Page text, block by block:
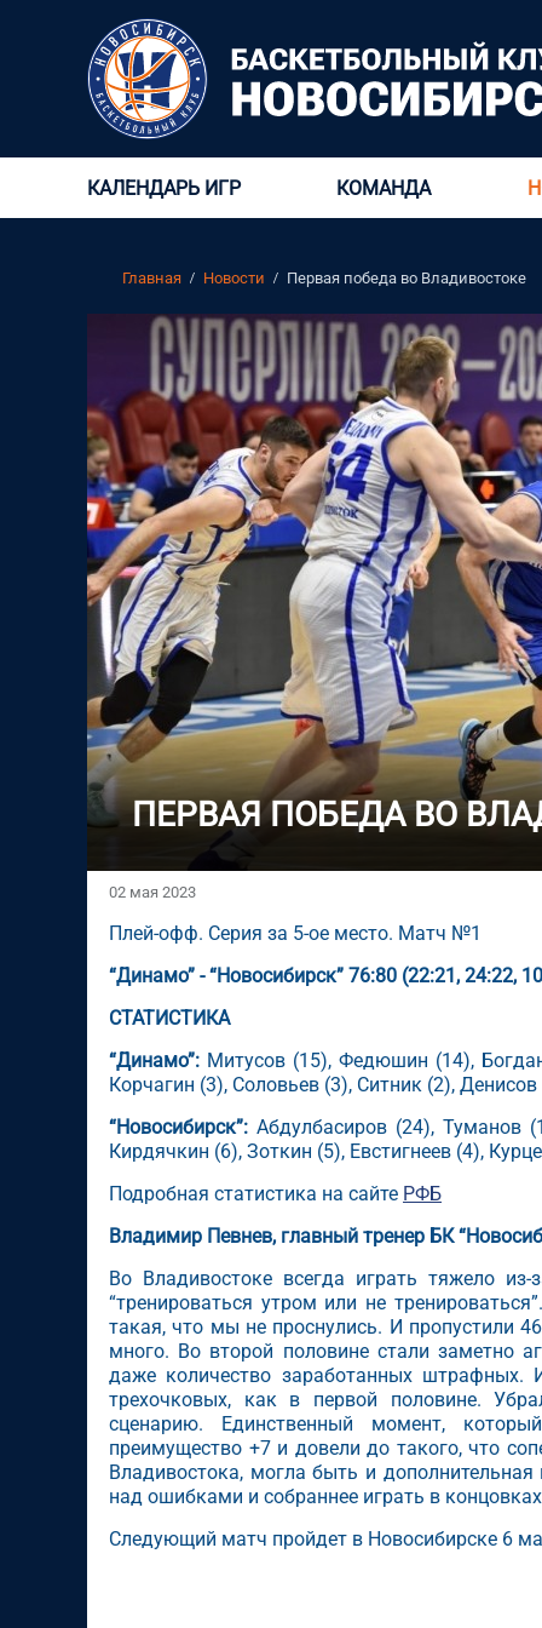
КАЛЕНДАРЬ ИГР КОМАНДА
Главная Новости Первая победа во Владивостоке
ПЕРВАЯ ПОБЕДА ВО
02 мая 2023
Плей-офф. Серия за 5-ое место. Матч №1
“Динамо” - “Новосибирск” 76:80 (22:21, 24:22,
СТАТИСТИКА
“Динамо”: Митусов (15), Федюшин (14),
Корчагин (3), Соловьев (3), Ситник (2),
“Новосибирск”: Абдулбасиров (24), Туманов
Кирдячкин (6), Зоткин (5), Евстигнеев (4),
Подробная статистика на сайте РФБ
Владимир Певнев, главный тренер БК
Во Владивостоке всегда играть тяжело
“тренироваться утром или не
такая, что мы не проснулись. И пропустили
много. Во второй половине стали заметно
даже количество заработанных штрафных.
трехочковых, как в первой половине.
сценарию. Единственный момент,
преимущество +7 и довели до такого, что
Владивостока, могла быть и
над ошибками и собраннее играть в
Следующий матч пройдет в Новосибирске 6